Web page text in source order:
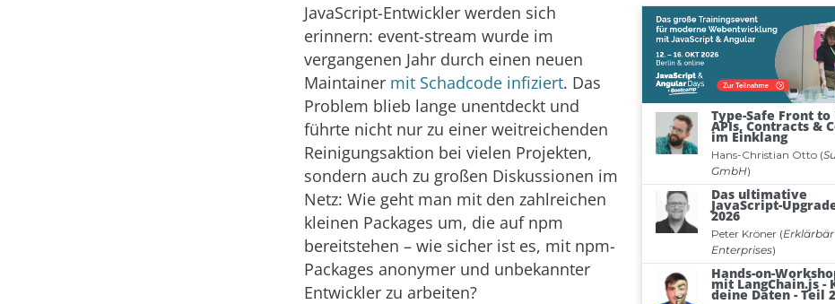
JavaScript-Entwickler werden sich
erinnern: event-stream wurde im
vergangenen Jahr durch einen neuen
Maintainer mit Schadcode infiziert. Das
Problem blieb lange unentdeckt und
führte nicht nur zu einer weitreichenden
Reinigungsaktion bei vielen Projekten,
sondern auch zu großen Diskussionen im
Netz: Wie geht man mit den zahlreichen
kleinen Packages um, die auf npm
bereitstehen – wie sicher ist es, mit npm-
Packages anonymer und unbekannter
Entwickler zu arbeiten?